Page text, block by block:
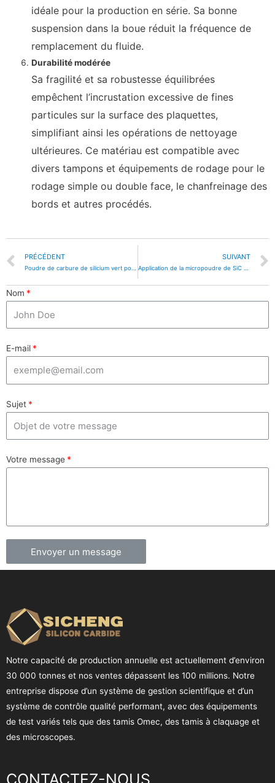
idéale pour la production en série. Sa bonne
suspension dans la boue réduit la fréquence de
remplacement du fluide.
Durabilité modérée
Sa fragilité et sa robustesse équilibrées
empêchent l’incrustation excessive de fines
particules sur la surface des plaquettes,
simplifiant ainsi les opérations de nettoyage
ultérieures. Ce matériau est compatible avec
divers tampons et équipements de rodage pour le
rodage simple ou double face, le chanfreinage des
bords et autres procédés.
PRÉCÉDENT SUIVANT
Nom
E-mail
Sujet
Votre message
Envoyer un message
Notre capacité de production annuelle est actuellement d’environ
30 000 tonnes et nos ventes dépassent les 100 millions. Notre
entreprise dispose d’un système de gestion scientifique et d’un
système de contrôle qualité performant, avec des équipements
de test variés tels que des tamis Omec, des tamis à claquage et
des microscopes.